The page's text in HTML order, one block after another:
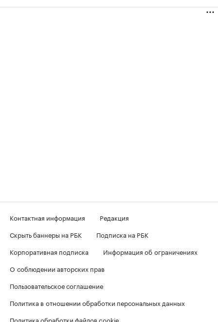
Контактная информация
Редакция
Скрыть баннеры на РБК
Подписка на РБК
Корпоративная подписка
Информация об ограничениях
О соблюдении авторских прав
Пользовательское соглашение
Политика в отношении обработки персональных данных
Политика обработки файлов cookie